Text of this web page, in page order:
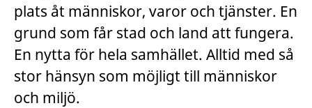
plats åt människor, varor och tjänster. En
grund som får stad och land att fungera.
En nytta för hela samhället. Alltid med så
stor hänsyn som möjligt till människor
och miljö.